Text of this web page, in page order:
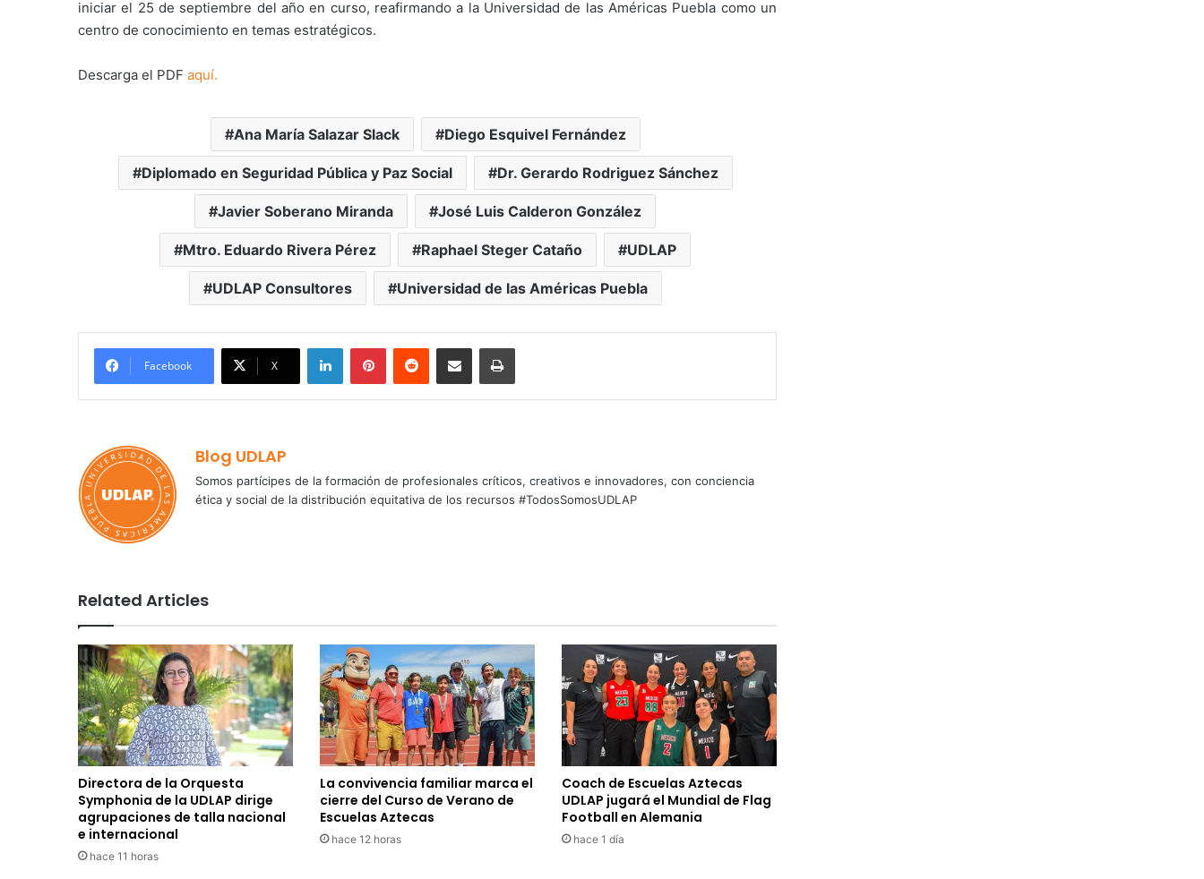
iniciar el 25 de septiembre del año en curso, reafirmando a la Universidad de las Américas Puebla como un
centro de conocimiento en temas estratégicos.
Descarga el PDF aquí.
Ana María Salazar Slack Diego Esquivel Fernández
Diplomado en Seguridad Pública y Paz Social Dr. Gerardo Rodriguez Sánchez
Javier Soberano Miranda José Luis Calderon González
Mtro. Eduardo Rivera Pérez Raphael Steger Cataño UDLAP
UDLAP Consultores Universidad de las Américas Puebla
Facebook X
LinkedInPinterestReddit Share via Email Print
Blog UDLAP
Somos partícipes de la formación de profesionales críticos, creativos e innovadores, con conciencia
ética y social de la distribución equitativa de los recursos #TodosSomosUDLAP
Related Articles
Directora de la Orquesta
Symphonia de la UDLAP dirige
agrupaciones de talla nacional
e internacional
hace 11 horas
La convivencia familiar marca el
cierre del Curso de Verano de
Escuelas Aztecas
hace 12 horas
Coach de Escuelas Aztecas
UDLAP jugará el Mundial de Flag
Football en Alemania
hace 1 día